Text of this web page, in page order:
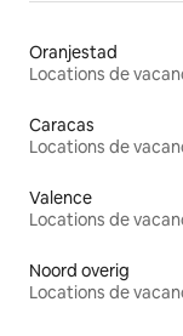
Oranjestad
Locations de
Caracas
Locations de
Valence
Locations de
Noord overig
Locations de